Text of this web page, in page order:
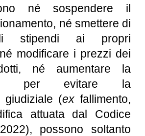
né sospendere il
né smettere di
stipendi ai propri
modificare i prezzi dei
né aumentare la
per evitare la
giudiziale (exfallimento,
attuata dal Codice
possono soltanto